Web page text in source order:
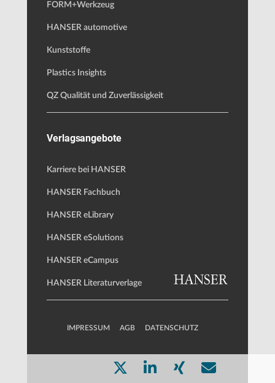
FORM+Werkzeug
HANSER automotive
Kunststoffe
Plastics Insights
QZ Qualität und Zuverlässigkeit
Verlagsangebote
Karriere bei HANSER
HANSER Fachbuch
HANSER eLibrary
HANSER eSolutions
HANSER eCampus
HANSER Literaturverlage
IMPRESSUM AGB DATENSCHUTZ